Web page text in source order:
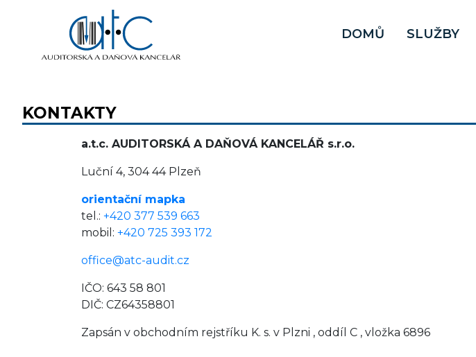
DOMŮ SLUŽBY
KONTAKTY
a.t.c. AUDITORSKÁ A DAŇOVÁ KANCELÁŘ s.r.o.
Luční 4, 304 44 Plzeň
orientační mapka
tel.: +420 377 539 663
mobil: +420 725 393 172
office@atc-audit.cz
IČO: 643 58 801
DIČ: CZ64358801
Zapsán v obchodním rejstříku K. s. v Plzni , oddíl C , vložka 6896